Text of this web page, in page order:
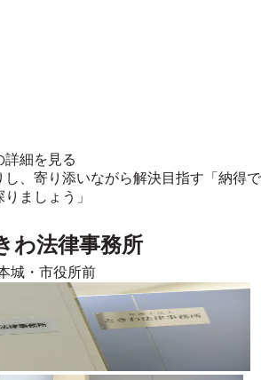
詳細を見る
、寄り添いながら解決目指す「納得で
ましょう」
わ法律事務所
城・市役所前